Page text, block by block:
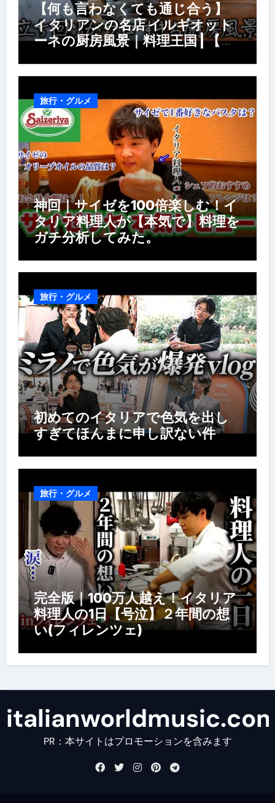
【何も言わなくても通じ合う】
イタリアンの名店 イルギオット
ーネの厨房風景｜料理王国 | 【厨
風景】
旅行・グルメ
神回｜サイゼを100倍楽しむ！イ
タリア料理人が【本気で】料理を
ガチ分析してみた。
旅行・グルメ
初めてのイタリアで色気を出し
すぎてほんまに申し訳ない件
旅行・グルメ
完全版｜100万人越え！イタリア
料理人の1日【号泣】２年間の想
い(フィレンツェ)
PR：本サイトはプロモーションを含みます